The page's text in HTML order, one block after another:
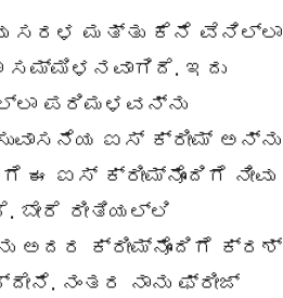
ಸರಳ ಮತ್ತು ಕೆನೆ ವೆನಿಲ್ಲಾ
ಸಮ್ಮಿಳನವಾಗಿದೆ. ಇದು
ಪರಿಮಳವನ್ನು
ಐಸ್ ಕ್ರೀಮ್ ಅನ್ನು
ಐಸ್ ಕ್ರೀಮ್ನೊಂದಿಗೆ ನೀವು
ಬೇರೆ ರೀತಿಯಲ್ಲಿ
ಅದರ ಕ್ರೀಮ್ನೊಂದಿಗೆ ಕ್ರಶ್
ನಂತರ ನಾನು ಫ್ರೀಜ್